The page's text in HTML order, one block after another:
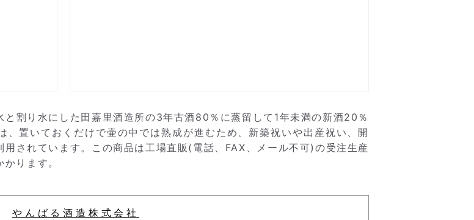
割り水にした田嘉里酒造所の3年古酒80％に蒸留して1年未満の新酒20％
置いておくだけで壷の中では熟成が進むため、新築祝いや出産祝い、開
されています。この商品は工場直販(電話、FAX、メール不可)の受注生産
ります。
やんばる酒造株式会社